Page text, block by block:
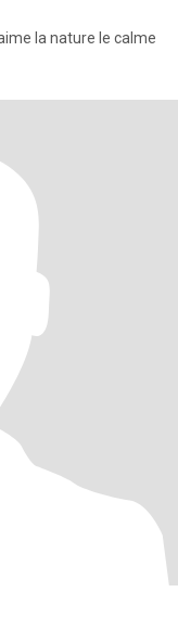
la nature le calme